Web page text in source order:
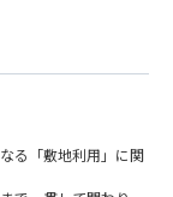
体を俯瞰しながら、
改善・高度化）を推
おります、また、住
フレームワークを通
ガバナンスチーム
ただいています。
る「敷地利用」に関